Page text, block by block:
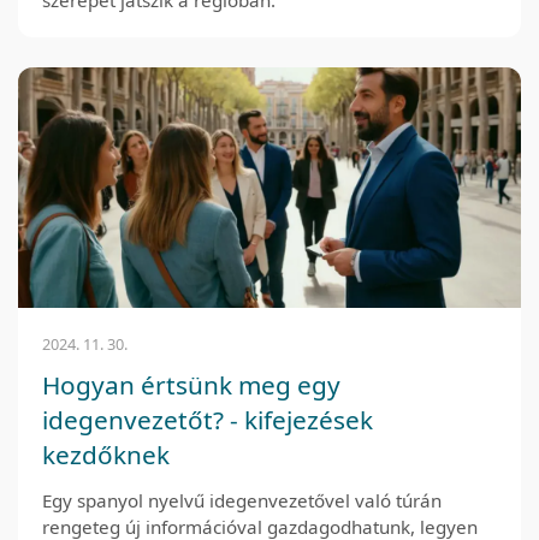
2024. 11. 30.
Hogyan értsünk meg egy
idegenvezetőt? - kifejezések
kezdőknek
Egy spanyol nyelvű idegenvezetővel való túrán
rengeteg új információval gazdagodhatunk, legyen